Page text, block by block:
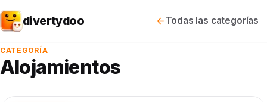
divertydoo Todas las categorías
CATEGORÍA
Alojamientos